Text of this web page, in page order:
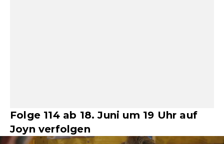
Folge 114 ab 18. Juni um 19 Uhr auf
Joyn verfolgen